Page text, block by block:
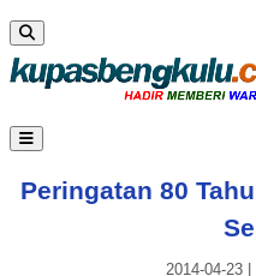
Peringatan 80
2014-04-23